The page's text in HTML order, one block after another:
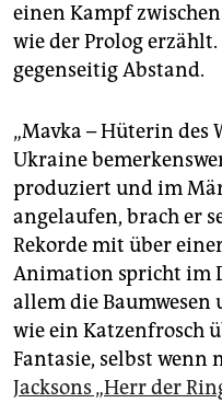
einen Kampf
wie der Prolog
gegenseitig Abstand.
„Mavka – Hüterin des
Ukraine
produziert und im
angelaufen, brach er
Rekorde mit über
Animation spricht im
allem die
wie ein Katzenfrosch
Fantasie, selbst wenn
Jacksons „Herr der